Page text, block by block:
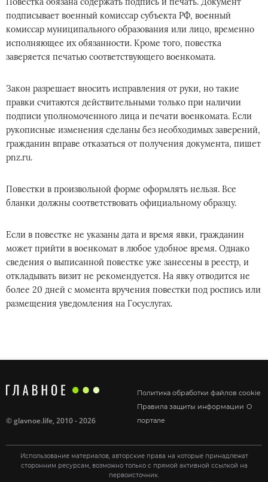
подписывает военный комиссар субъекта РФ, военный
комиссар муниципального образования или лицо, временно
исполняющее их обязанности. Кроме того, повестка
заверяется печатью соответствующего военкомата.
Закон разрешает вносить исправления от руки, но такие
правки считаются действительными только при наличии
подписи уполномоченного лица и печати военкомата. Если
рукописные изменения сделаны без необходимых заверений,
гражданин вправе отказаться от получения документа, пишет
pnz.ru.
Повестки в произвольной форме оформлять нельзя. Все
бланки должны соответствовать официальному образцу.
Если в повестке не указаны дата и время явки, гражданин
может прийти в военкомат в любое удобное время. Однако
сведения о выписанной повестке уже занесены в реестр, и
откладывать визит не рекомендуется. На явку отводится не
более 20 дней с момента вручения повестки под роспись или
размещения уведомления на Госуслугах.
Политика обработки файлов cookie
Правила защиты информации О
портале
©glavnoe.life, 2010 - 2026
Использование материалов, авторские права на которые принадлежат
сторонним ресурсам, возможно только с прямой активной ссылкой на
первоисточник.